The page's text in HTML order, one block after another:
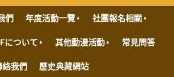
們 年度活動一覽 社團報名相關
について 其他動漫活動 常見問答
絡我們 歷史典藏網站